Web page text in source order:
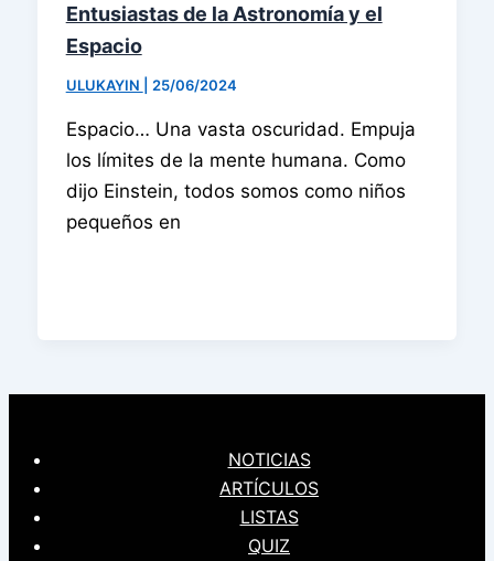
Entusiastas de la Astronomía y el
Espacio
ULUKAYIN 25/06/2024
Espacio… Una vasta oscuridad. Empuja
los límites de la mente humana. Como
dijo Einstein, todos somos como niños
pequeños en
NOTICIAS
ARTÍCULOS
LISTAS
QUIZ